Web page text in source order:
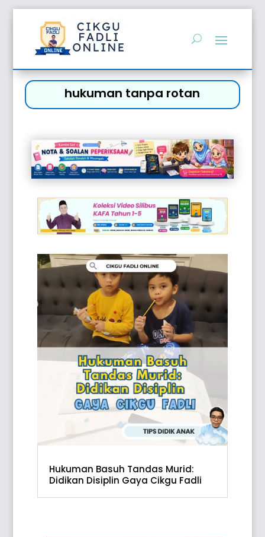
hukuman tanpa rotan
Hukuman Basuh Tandas Murid:
Didikan Disiplin Gaya Cikgu Fadli